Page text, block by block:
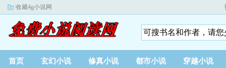
收藏4g小说网
首页 玄幻小说 修真小说 都市小说 穿越小说